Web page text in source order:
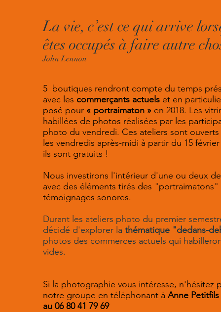
La vie, c’est ce qui arrive
êtes occupés à faire autre
John Lennon
5 boutiques rendront compte du temps
avec les commerçants actuels et en
posé pour « portraimaton » en 2018. Les
habillées de photos réalisées par les
photo du vendredi. Ces ateliers sont
les vendredis après-midi à partir du 15
ils sont gratuits !
Nous investirons l'intérieur d'une ou deux
avec des éléments tirés des
témoignages sonores.
Durant les ateliers photo du premier
décidé d'explorer la thématique "dedans-
photos des commerces actuels qui
vides.
Si la photographie vous intéresse, n'hésitez
notre groupe en téléphonant à Anne Petitfils
au 06 80 41 79 69